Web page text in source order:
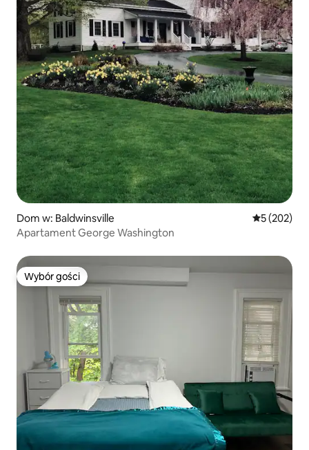
Dom w: Baldwinsville Średnia
5 (202)
Apartament George Washington
Wybór gości
Wybór gości